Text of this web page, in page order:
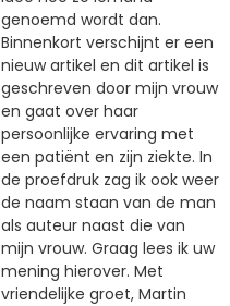
genoemd wordt dan.
Binnenkort verschijnt er een
nieuw artikel en dit artikel is
geschreven door mijn vrouw
en gaat over haar
persoonlijke ervaring met
een patiënt en zijn ziekte. In
de proefdruk zag ik ook weer
de naam staan van de man
als auteur naast die van
mijn vrouw. Graag lees ik uw
mening hierover. Met
vriendelijke groet, Martin